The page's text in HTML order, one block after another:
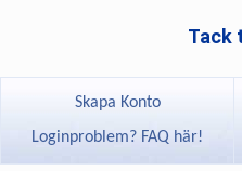
Tack
Skapa Konto
Loginproblem? FAQ här!